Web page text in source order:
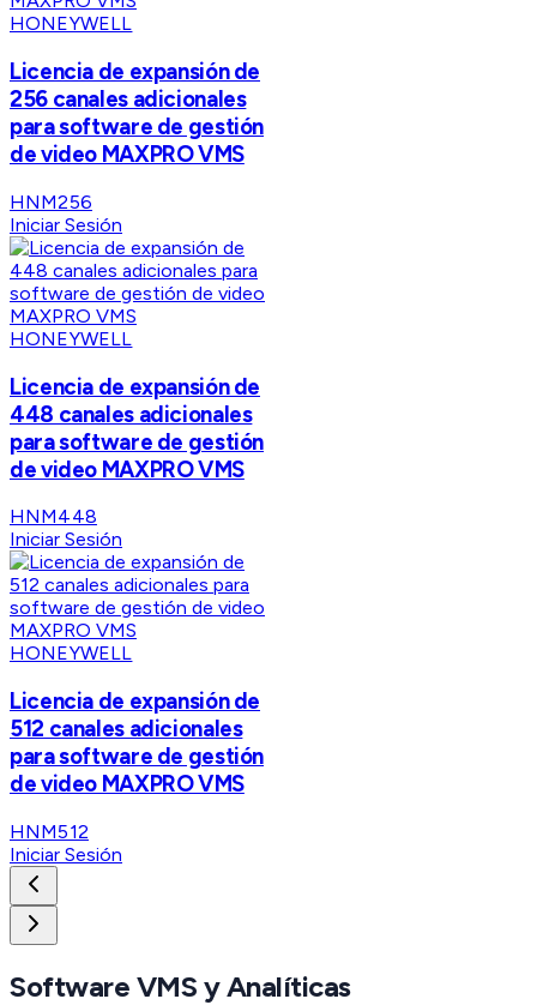
HONEYWELL
Licencia de expansión de
256 canales adicionales
para software de gestión
de video MAXPRO VMS
HNM256
Iniciar Sesión
HONEYWELL
Licencia de expansión de
448 canales adicionales
para software de gestión
de video MAXPRO VMS
HNM448
Iniciar Sesión
HONEYWELL
Licencia de expansión de
512 canales adicionales
para software de gestión
de video MAXPRO VMS
HNM512
Iniciar Sesión
Software VMS y Analíticas